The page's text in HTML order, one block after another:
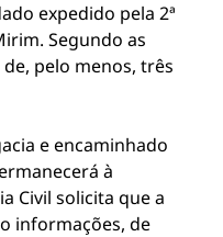
expedido pela 2ª
Segundo as
pelo menos, três
e encaminhado
à
Civil solicita que a
informações, de